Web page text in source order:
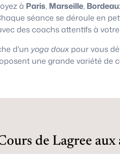
à Paris, Marseille,
séance se déroule en
des coachs attentifs à
d'un yoga doux pour vous
une grande variété de
de Lagree